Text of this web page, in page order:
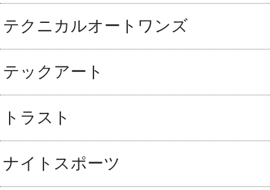
テクニカルオートワンズ
テックアート
トラスト
ナイトスポーツ